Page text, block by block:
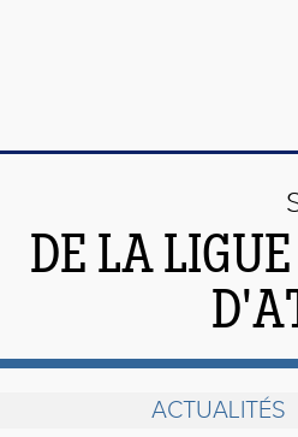
DE LA
ACTUALITÉS